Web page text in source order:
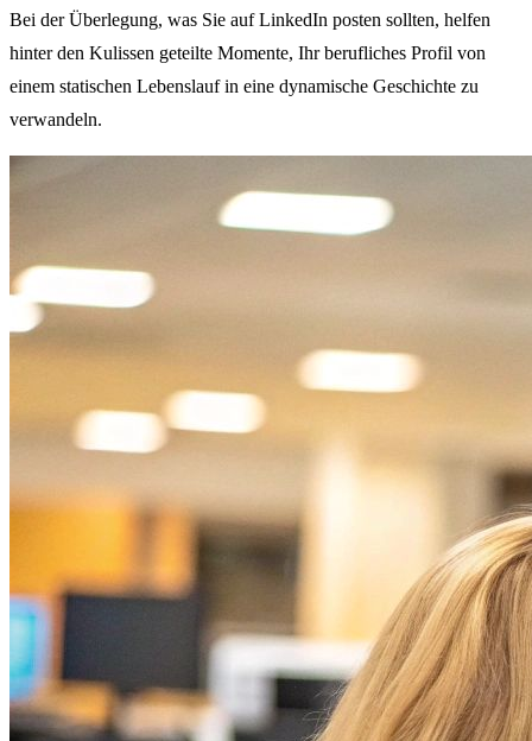
Bei der Überlegung, was Sie auf LinkedIn posten sollten, helfen
hinter den Kulissen geteilte Momente, Ihr berufliches Profil von
einem statischen Lebenslauf in eine dynamische Geschichte zu
verwandeln.